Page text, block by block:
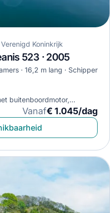
Koninkrijk
523 · 2005
16,2 m lang
Schipper
buitenboordmotor,
Vanaf€ 1.045/dag